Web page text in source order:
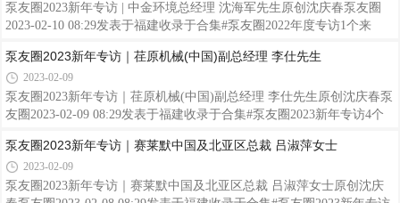
泵友圈2023新年专访 | 中金环境总经理 沈海军先生原创沈庆春泵友圈
2023-02-10 08:29发表于福建收录于合集#泵友圈2022年度专访1个来
行“匠心智造，低碳未来”的理念，以智能制造的创新升级，带动产品和
服务的全面提升。——南方中金环境股份有限公司总经理、南方泵业股
份有限公司董事长沈海军先生01泵友圈：近年来，中金环境控股股东无
锡市市政公用产业集团有限公司不断增持公司股份，表明了支持公司发
生：无锡
泵友圈2023新年专访｜荏原机械(中国)副总经理 李仕先生
2023-02-09
泵友圈2023新年专访｜荏原机械(中国)副总经理 李仕先生原创沈庆春泵
友圈2023-02-09 08:29发表于福建收录于合集#泵友圈2023新年专访4个
开发，荏原机械（中国）有限公司2022年在建筑、市政、工业、供热等
主要行业都取得良好的业绩，尤其是工业领域订单量同比大幅增长。
——荏原机械(中国)副总经理 李仕先生01泵友圈：当前，数字化与智能
泵友圈2023新年专访｜赛莱默中国及北亚区总裁 吕淑萍女士
2023-02-09
泵友圈2023新年专访｜赛莱默中国及北亚区总裁 吕淑萍女士原创沈庆